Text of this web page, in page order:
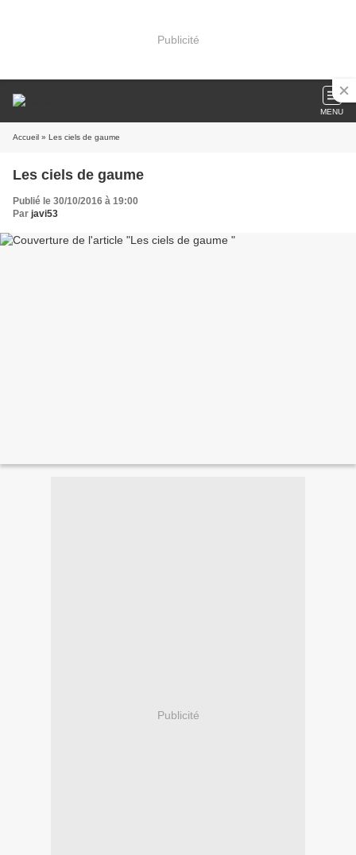
Publicité
MENU
Accueil » Les ciels de gaume
Les ciels de gaume
Publié le 30/10/2016 à 19:00
Par javi53
Publicité